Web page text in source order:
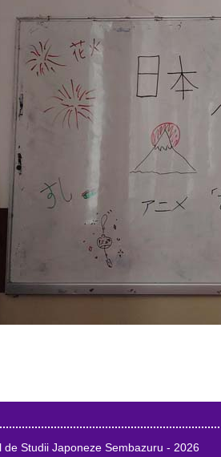
Studii Japoneze Sembazuru - 2026